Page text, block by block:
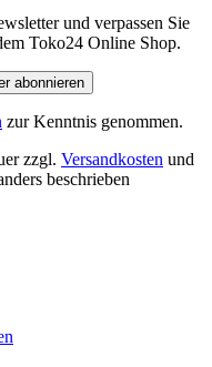
und verpassen Sie
Toko24 Online Shop.
abonnieren
zur Kenntnis genommen.
zzgl. Versandkosten und
beschrieben